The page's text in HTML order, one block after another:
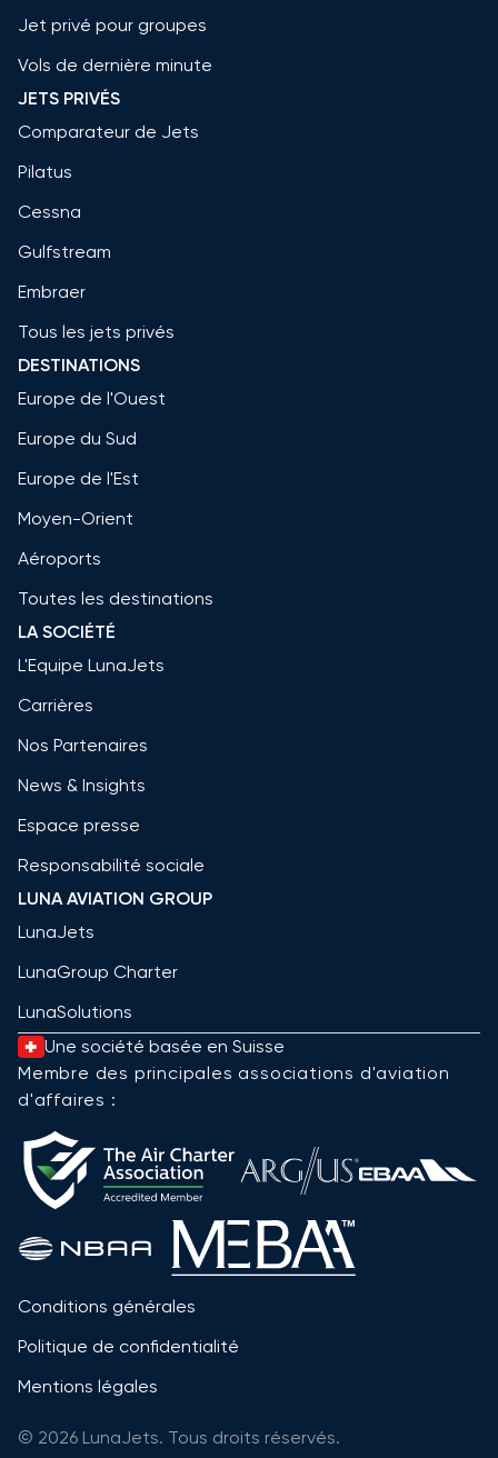
Jet privé pour groupes
Vols de dernière minute
JETS PRIVÉS
Comparateur de Jets
Pilatus
Cessna
Gulfstream
Embraer
Tous les jets privés
DESTINATIONS
Europe de l'Ouest
Europe du Sud
Europe de l'Est
Moyen-Orient
Aéroports
Toutes les destinations
LA SOCIÉTÉ
L'Equipe LunaJets
Carrières
Nos Partenaires
News & Insights
Espace presse
Responsabilité sociale
LUNA AVIATION GROUP
LunaJets
LunaGroup Charter
LunaSolutions
Une société basée en Suisse
Membre des principales associations d'aviation
d'affaires :
Conditions générales
Politique de confidentialité
Mentions légales
© 2026 LunaJets. Tous droits réservés.